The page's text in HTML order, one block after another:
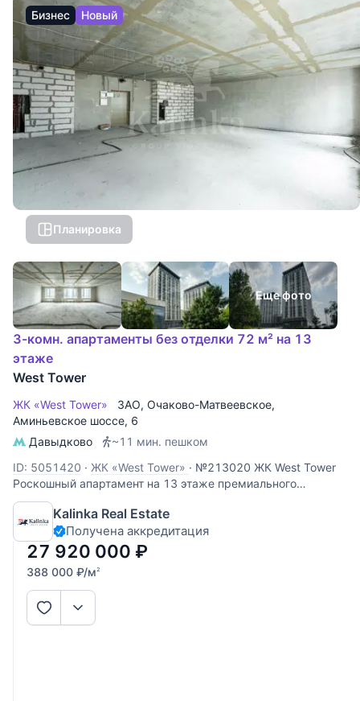
Бизнес Новый
Планировка
Еще фото
3-комн. апартаменты без отделки 72 м² на 13
этаже
West Tower
ЖК «West Tower» ЗАО, Очаково-Матвеевское,
Аминьевское шоссе, 6
Давыдково
~11 мин. пешком
ID: 5051420 · ЖК «West Tower» · №213020 ЖК West Tower
Роскошный апартамент на 13 этаже премиального
комплекса West Tower. Этот объект идеально подходит для
личного проживания или сдачи в аренду с высокой
доходностью. Панорамные виды: высокий 13 этаж
открывает захватывающий
Kalinka Real Estate
Получена аккредитация
27 920 000 ₽
388 000 ₽/м2